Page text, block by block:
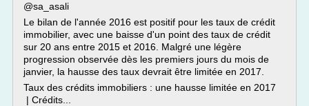
@sa_asali
Le bilan de l'année 2016 est positif pour les taux de crédit
immobilier, avec une baisse d'un point des taux de crédit
sur 20 ans entre 2015 et 2016. Malgré une légère
progression observée dès les premiers jours du mois de
janvier, la hausse des taux devrait être limitée en 2017.
Taux des crédits immobiliers : une hausse limitée en 2017
| Crédits...